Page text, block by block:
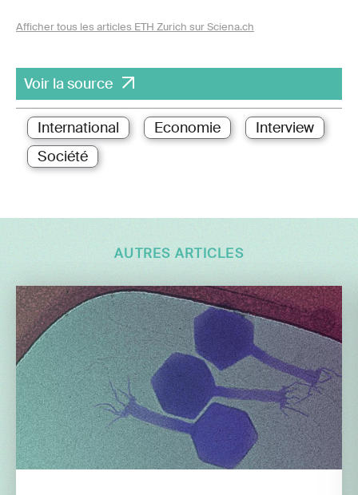
Afficher tous les articles ETH Zurich sur Sciena.ch
Voir la source
International Economie
Interview
Société
AUTRES ARTICLES